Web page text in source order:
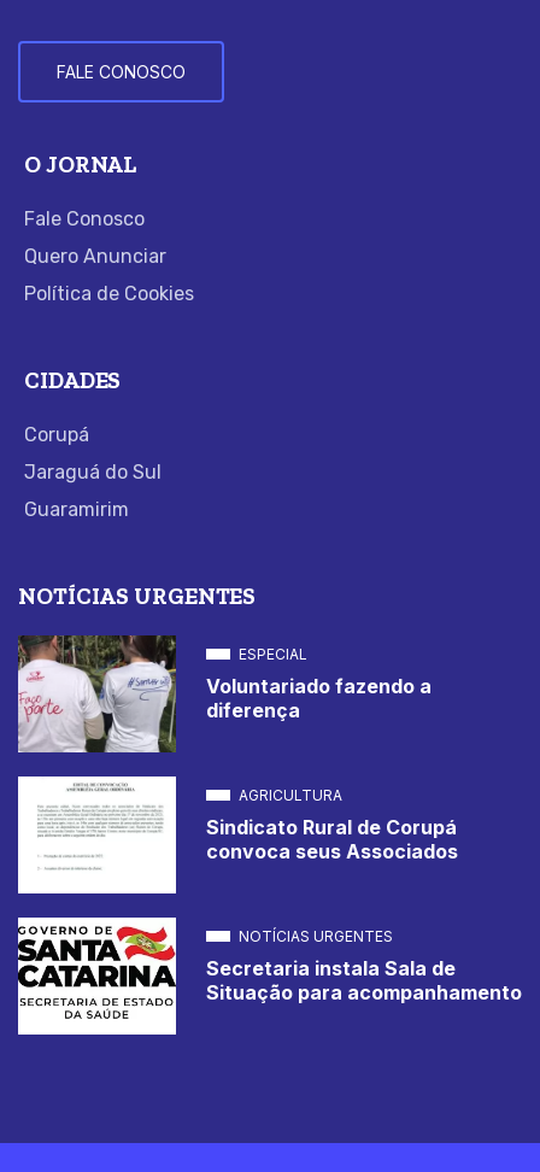
FALE CONOSCO
O JORNAL
Fale Conosco
Quero Anunciar
Política de Cookies
CIDADES
Corupá
Jaraguá do Sul
Guaramirim
NOTÍCIAS URGENTES
ESPECIAL
Voluntariado fazendo a
diferença
AGRICULTURA
Sindicato Rural de Corupá
convoca seus Associados
NOTÍCIAS URGENTES
Secretaria instala Sala de
Situação para acompanhamento